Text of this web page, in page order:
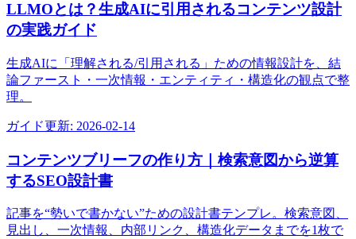
LLMOとは？生成AIに引用されるコンテンツ設計
の実践ガイド
生成AIに「理解される/引用される」ための情報設計を、結
論ファースト・一次情報・エンティティ・構造化の観点で整
理。
ガイド更新: 2026-02-14
コンテンツブリーフの作り方｜検索意図から逆算
するSEO設計書
記事を“勢いで書かない”ための設計書テンプレ。検索意図、
見出し、一次情報、内部リンク、構造化データまでを1枚で